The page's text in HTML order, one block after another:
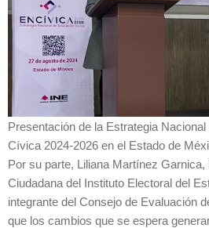
Presentación de la Estrategia
Cívica 2024-2026 en el Estado de
Por su parte, Liliana Martínez
Ciudadana del Instituto Electoral del
integrante del Consejo de Evaluación
que los cambios que se espera